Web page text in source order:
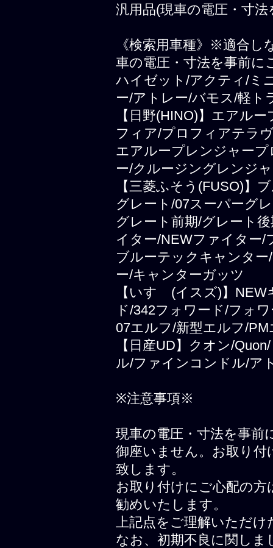
汎用品(現車の電圧・寸
《検索用車種》※適合し
車の電圧・寸法を事前に
ハイゼット/アクティ/ミ
ー/アトレー/バモス/軽ト
【日野(HINO)】エアル
フィア/プロフィアテラ
エアループレンジャー
ー/クルージングレンジ
【三菱ふそう(FUSO)】
グレート/07スーパーグ
グレート前期/グレート
イター/NEWファイター/
ブルーテックキャンタ
ー/キャンターガッツ
【いすゞ(イスズ)】
ド/342フォワード/フォ
07エルフ/新型エルフ/
【日産UD】クオン/
ル/ファインコンドル/ア
※注意事項※
現車の電圧・寸法を事前
御座いません。お取り
致します。
お取り付けにご心配の
勧めいたします。
上記点をご理解いただ
なお、初期不良に関し